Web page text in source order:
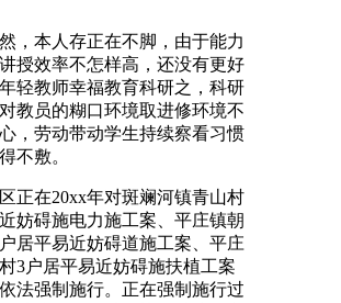
本人存正在不脚，由于能力
授效率不怎样高，还没有更好
轻教师幸福教育科研之，科研
教员的糊口环境取进修环境不
，劳动带动学生持续察看习惯
不敷。
在20xx年对斑斓河镇青山村
妨碍施电力施工案、平庄镇朝
居平易近妨碍道施工案、平庄
3户居平易近妨碍施扶植工案
法强制施行。正在强制施行过